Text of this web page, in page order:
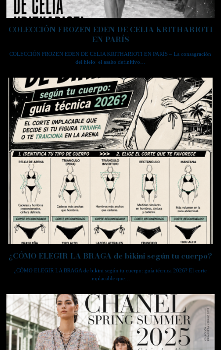
COLECCIÓN FROZEN EDEN DE CELIA KRITHARIOTI
EN PARÍS
COLECCIÓN FROZEN EDEN DE CELIA KRITHARIOTI EN PARÍS – La consagración
del hielo: el asalto definitivo…
¿CÓMO ELEGIR LA BRAGA de bikini según tu cuerpo?
¿CÓMO ELEGIR LA BRAGA de bikini según tu cuerpo: guía técnica 2026? El corte
implacable que…